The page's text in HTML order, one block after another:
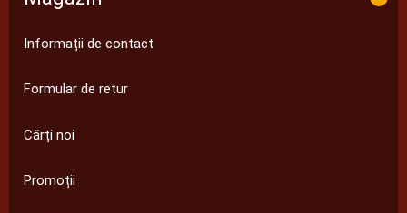
Informații de contact
Formular de retur
Cărți noi
Promoții